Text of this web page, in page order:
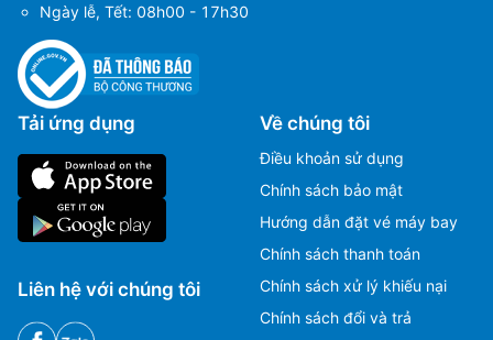
Tháng 5 năm 2008, hãng chính thức đổi tên
thành Jetstar Pacific Airlines với các chuyến
bay giá rẻ đầu tiên đến Nha Trang và Đà Nẵng.
Hiện tại, Vietnam Airlines đang nắm giữ 70%
cổ phần của hãng, 30% còn lại thuộc quyền sở
hữu của hãng hàng không Qantas.
Jestar Pacific ra đời với sứ mệnh tạo ra cơ hội
di chuyển bằng đường hàng không cho tất cả
mọi đối tượng hành khách. Đặc biệt là những
người trước đây được xem là không đủ khả
năng đi lại bằng máy bay một cách thường
Ngày lễ, Tết: 08h00 - 17h30
Tải ứng dụng
Liên hệ với chúng tôi
Về chúng tôi
Điều khoản sử dụng
Chính sách bảo mật
Hướng dẫn đặt vé máy bay
Chính sách thanh toán
Chính sách xử lý khiếu nại
Chính sách đổi và trả